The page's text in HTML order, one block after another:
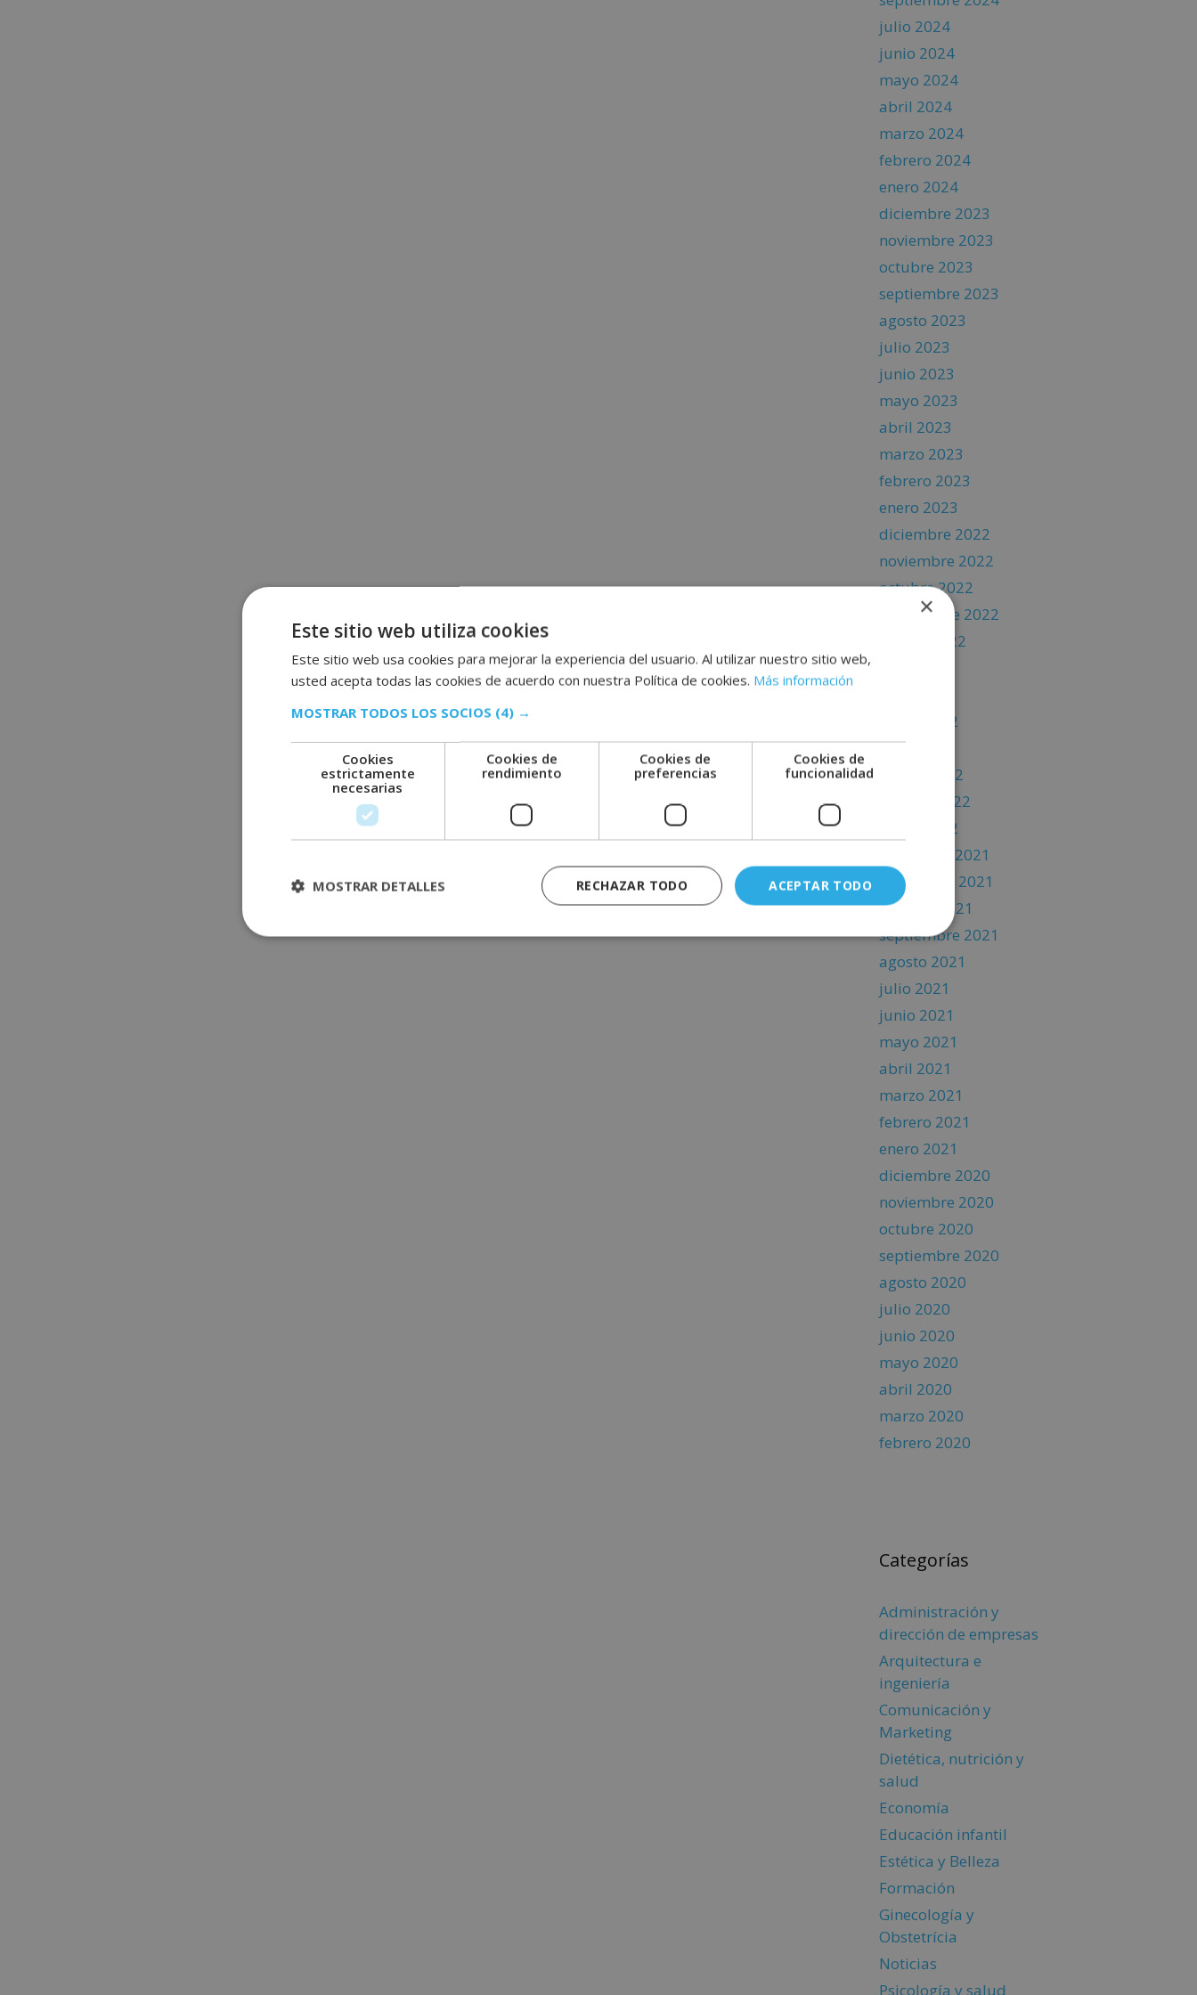
julio 2024
junio 2024
mayo 2024
abril 2024
marzo 2024
febrero 2024
enero 2024
diciembre 2023
noviembre 2023
octubre 2023
septiembre 2023
agosto 2023
julio 2023
junio 2023
mayo 2023
abril 2023
marzo 2023
febrero 2023
enero 2023
diciembre 2022
noviembre 2022
octubre 2022
septiembre 2022
agosto 2022
mayo 2022
abril 2022
marzo 2022
febrero 2022
enero 2022
diciembre 2021
noviembre 2021
octubre 2021
septiembre 2021
agosto 2021
julio 2021
junio 2021
mayo 2021
abril 2021
marzo 2021
febrero 2021
enero 2021
diciembre 2020
noviembre 2020
octubre 2020
septiembre 2020
agosto 2020
julio 2020
junio 2020
mayo 2020
abril 2020
marzo 2020
febrero 2020
Categorías
Administración y
dirección de empresas
Arquitectura e
ingeniería
Comunicación y
Marketing
Dietética, nutrición y
salud
Economía
Educación infantil
Estética y Belleza
Formación
Ginecología y
Obstetrícia
Noticias
Psicología y salud
×
Este sitio web utiliza cookies
Este sitio web usa cookies para mejorar la experiencia del usuario. Al utilizar nuestro sitio web,
usted acepta todas las cookies de acuerdo con nuestra Política de cookies. Más información
MOSTRAR TODOS LOS SOCIOS (4) →
Cookies
estrictamente
necesarias
Cookies de
rendimiento
Cookies de
preferencias
Cookies de
funcionalidad
ACEPTAR TODO
RECHAZAR TODO
MOSTRAR DETALLES